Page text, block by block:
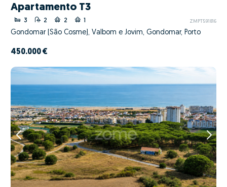
Apartamento T3
3 2 2 1 ZMPT591816
Gondomar (São Cosme), Valbom e Jovim, Gondomar, Porto
450.000 €